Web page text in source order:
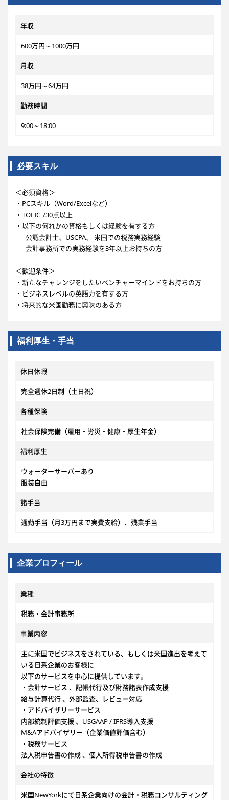
年収
600万円～1000万円
月収
38万円～64万円
勤務時間
9:00～18:00
必要スキル
＜必須資格＞
・PCスキル（Word/Excelなど）
・TOEIC 730点以上
・以下の何れかの資格もしくは経験を有する方
- 公認会計士、USCPA、 米国での税務実務経験
- 会計事務所での実務経験を3年以上お持ちの方
＜歓迎条件＞
・新たなチャレンジをしたいベンチャーマインドをお持ちの方
・ビジネスレベルの英語力を有する方
・将来的な米国勤務に興味のある方
福利厚生・手当
休日休暇
完全週休2日制（土日祝）
各種保険
社会保険完備（雇用・労災・健康・厚生年金）
福利厚生
ウォーターサーバーあり
服装自由
諸手当
通勤手当（月3万円まで実費支給）、残業手当
企業プロフィール
業種
税務・会計事務所
事業内容
主に米国でビジネスをされている、もしくは米国進出を考えて
いる日系企業のお客様に
以下のサービスを中心に提供しています。
・会計サービス 、記帳代行及び財務諸表作成支援
給与計算代行 、外部監査、レビュー対応
・アドバイザリーサービス
内部統制評価支援 、USGAAP / IFRS導入支援
M&Aアドバイザリー（企業価値評価含む）
・税務サービス
法人税申告書の作成 、個人所得税申告書の作成
会社の特徴
米国NewYorkにて日系企業向けの会計・税務コンサルティング